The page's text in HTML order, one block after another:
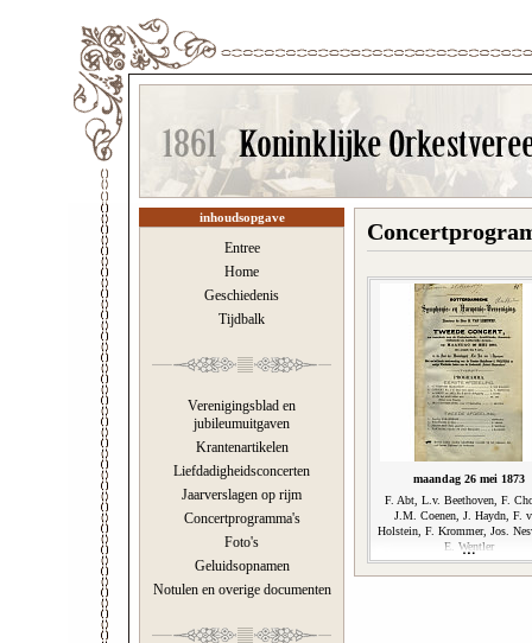
inhoudsopgave
Entree
Home
Geschiedenis
Tijdbalk
Verenigingsblad en
jubileumuitgaven
Krantenartikelen
Liefdadigheidsconcerten
Jaarverslagen op rijm
Concertprogramma's
Foto's
Geluidsopnamen
Notulen en overige documenten
maandag 26 mei 1873
F. Abt, L.v. Beethoven, F.
J.M. Coenen, J. Haydn, F.
Holstein, F. Krommer, Jos.
E. Wentler